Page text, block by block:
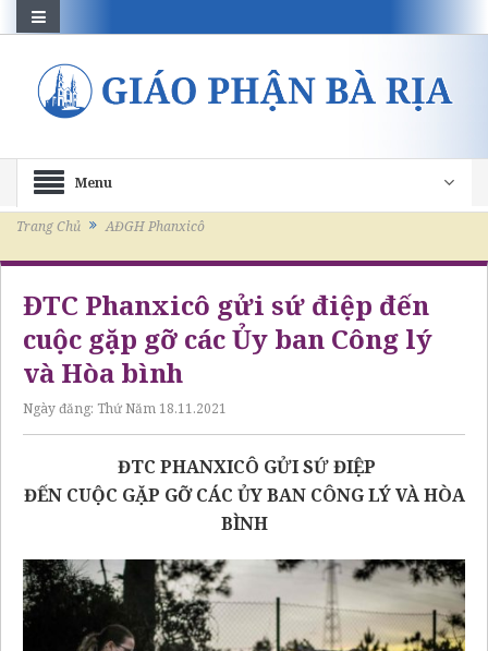
Menu
Trang Chủ AĐGH Phanxicô
ĐTC Phanxicô gửi sứ điệp đến
cuộc gặp gỡ các Ủy ban Công lý
và Hòa bình
Ngày đăng: Thứ Năm 18.11.2021
ĐTC PHANXICÔ GỬI SỨ ĐIỆP
ĐẾN CUỘC GẶP GỠ CÁC ỦY BAN CÔNG LÝ VÀ HÒA
BÌNH